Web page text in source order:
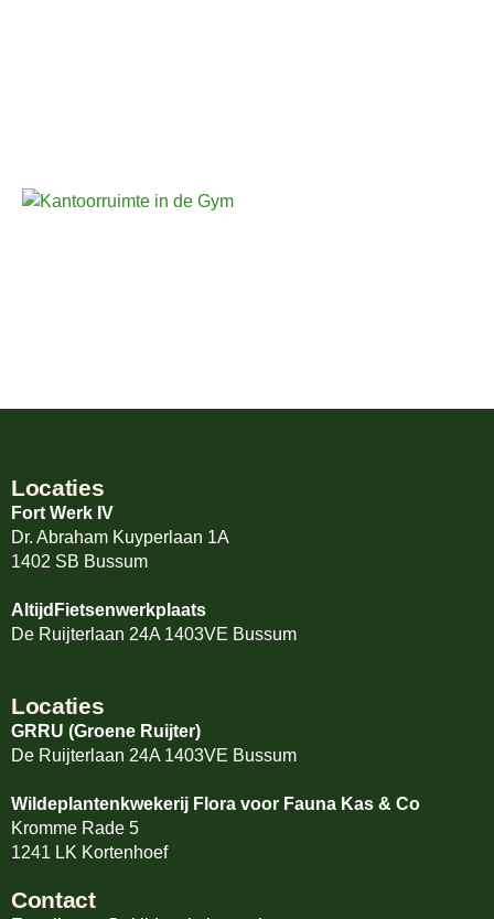
Locaties
Fort Werk IV
Dr. Abraham Kuyperlaan 1A
1402 SB Bussum
AltijdFietsenwerkplaats
De Ruijterlaan 24A 1403VE Bussum
Locaties
GRRU (Groene Ruijter)
De Ruijterlaan 24A 1403VE Bussum
Wildeplantenkwekerij Flora voor Fauna Kas & Co
Kromme Rade 5
1241 LK Kortenhoef
Contact